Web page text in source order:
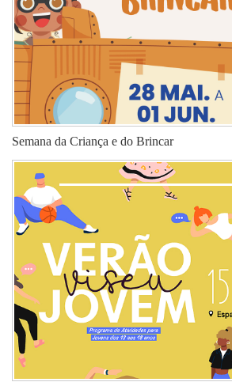
Semana da Criança e do Brincar